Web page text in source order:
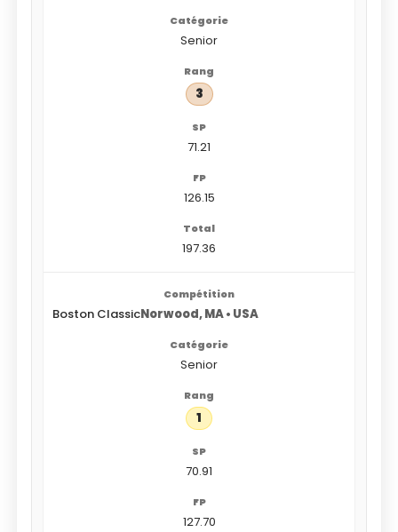
Senior
3
71.21
126.15
197.36
Boston ClassicNorwood, MA • USA
Senior
1
70.91
127.70